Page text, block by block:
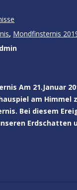
, Mondfinsternis
Am 21.Januar
am Himmel
Bei diesem
Erdschatten